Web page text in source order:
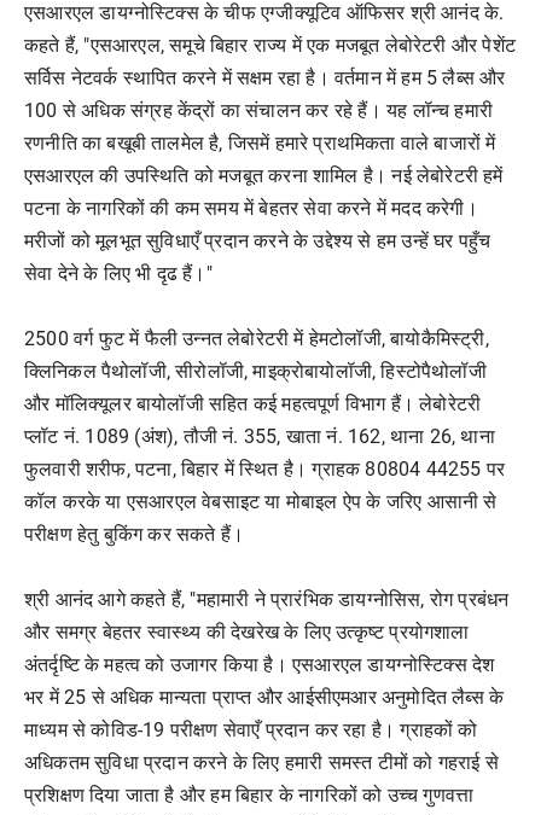
एसआरएल डायग्नोस्टिक्स के चीफ एग्जीक्यूटिव ऑफिसर श्री आनंद के.
कहते हैं, "एसआरएल, समूचे बिहार राज्य में एक मजबूत लेबोरेटरी और पेशेंट
सर्विस नेटवर्क स्थापित करने में सक्षम रहा है। वर्तमान में हम 5 लैब्स और
100 से अधिक संग्रह केंद्रों का संचालन कर रहे हैं। यह लॉन्च हमारी
रणनीति का बखूबी तालमेल है, जिसमें हमारे प्राथमिकता वाले बाजारों में
एसआरएल की उपस्थिति को मजबूत करना शामिल है। नई लेबोरेटरी हमें
पटना के नागरिकों की कम समय में बेहतर सेवा करने में मदद करेगी।
मरीजों को मूलभूत सुविधाएँ प्रदान करने के उद्देश्य से हम उन्हें घर पहुँच
सेवा देने के लिए भी दृढ हैं।"
2500 वर्ग फुट में फैली उन्नत लेबोरेटरी में हेमटोलॉजी, बायोकैमिस्ट्री,
क्लिनिकल पैथोलॉजी, सीरोलॉजी, माइक्रोबायोलॉजी, हिस्टोपैथोलॉजी
और मॉलिक्यूलर बायोलॉजी सहित कई महत्वपूर्ण विभाग हैं। लेबोरेटरी
प्लॉट नं. 1089 (अंश), तौजी नं. 355, खाता नं. 162, थाना 26, थाना
फुलवारी शरीफ, पटना, बिहार में स्थित है। ग्राहक 80804 44255 पर
कॉल करके या एसआरएल वेबसाइट या मोबाइल ऐप के जरिए आसानी से
परीक्षण हेतु बुकिंग कर सकते हैं।
श्री आनंद आगे कहते हैं, "महामारी ने प्रारंभिक डायग्नोसिस, रोग प्रबंधन
और समग्र बेहतर स्वास्थ्य की देखरेख के लिए उत्कृष्ट प्रयोगशाला
अंतर्दृष्टि के महत्व को उजागर किया है। एसआरएल डायग्नोस्टिक्स देश
भर में 25 से अधिक मान्यता प्राप्त और आईसीएमआर अनुमोदित लैब्स के
माध्यम से कोविड-19 परीक्षण सेवाएँ प्रदान कर रहा है। ग्राहकों को
अधिकतम सुविधा प्रदान करने के लिए हमारी समस्त टीमों को गहराई से
प्रशिक्षण दिया जाता है और हम बिहार के नागरिकों को उच्च गुणवत्ता